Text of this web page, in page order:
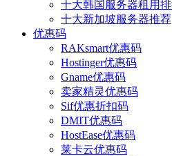
十大韩国服务器租用
十大新加坡服务器推荐
优惠码
RAKsmart优惠码
Hostinger优惠码
Gname优惠码
卖家精灵优惠码
Sif优惠折扣码
DMIT优惠码
HostEase优惠码
莱卡云优惠码